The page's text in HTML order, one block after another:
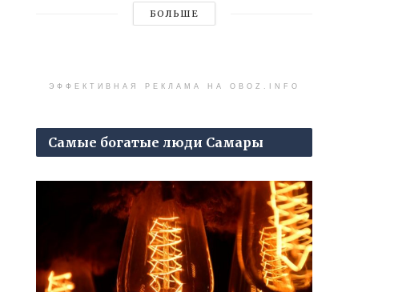
БОЛЬШЕ
ЭФФЕКТИВНАЯ РЕКЛАМА НА OBOZ.INFO
Самые богатые люди Самары